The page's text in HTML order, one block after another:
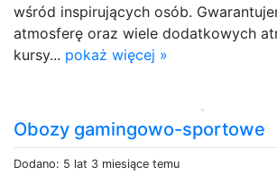
wśród inspirujących osób.
atmosferę oraz wiele dodatkowych
kursy... pokaż więcej »
Obozy gamingowo-sportowe
Dodano: 5 lat 3 miesiące temu